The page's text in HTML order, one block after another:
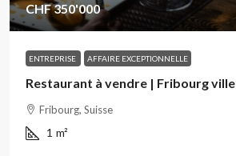
CHF 350'000
ENTREPRISE AFFAIRE EXCEPTIONNELLE
Restaurant à vendre | Fribourg ville
Fribourg, Suisse
1 m²